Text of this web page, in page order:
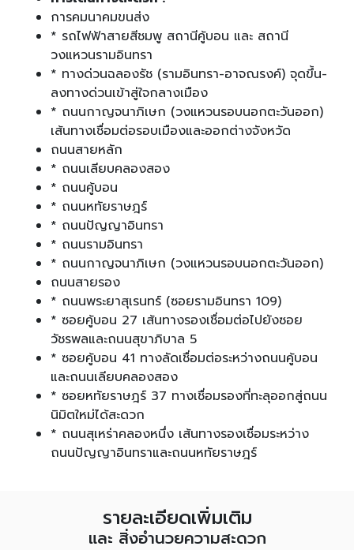
การคมนาคมขนส่ง
* รถไฟฟ้าสายสีชมพู สถานีคู้บอน และ สถานี
วงแหวนรามอินทรา
* ทางด่วนฉลองรัช (รามอินทรา-อาจณรงค์) จุดขึ้น-
ลงทางด่วนเข้าสู่ใจกลางเมือง
* ถนนกาญจนาภิเษก (วงแหวนรอบนอกตะวันออก)
เส้นทางเชื่อมต่อรอบเมืองและออกต่างจังหวัด
ถนนสายหลัก
* ถนนเลียบคลองสอง
* ถนนคู้บอน
* ถนนหทัยราษฎร์
* ถนนปัญญาอินทรา
* ถนนรามอินทรา
* ถนนกาญจนาภิเษก (วงแหวนรอบนอกตะวันออก)
ถนนสายรอง
* ถนนพระยาสุเรนทร์ (ซอยรามอินทรา 109)
* ซอยคู้บอน 27 เส้นทางรองเชื่อมต่อไปยังซอย
วัชรพลและถนนสุขาภิบาล 5
* ซอยคู้บอน 41 ทางลัดเชื่อมต่อระหว่างถนนคู้บอน
และถนนเลียบคลองสอง
* ซอยหทัยราษฎร์ 37 ทางเชื่อมรองที่ทะลุออกสู่ถนน
นิมิตใหม่ได้สะดวก
* ถนนสุเหร่าคลองหนึ่ง เส้นทางรองเชื่อมระหว่าง
ถนนปัญญาอินทราและถนนหทัยราษฎร์
รายละเอียดเพิ่มเติม
และ สิ่งอำนวยความสะดวก